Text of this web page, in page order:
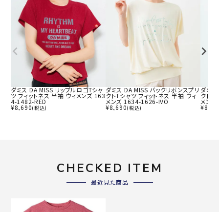
ダミス DA MISS リップルロゴTシャ
ツ フィットネス 半袖 ウィメンズ 163
4-1482-RED
¥8,690(税込)
ダミス DA MISS バックリボンスプリ
クトTシャツ フィットネス 半袖 ウィ
メンズ 1634-1626-IVO
¥8,690(税込)
ダミ
クトT
メン
¥
CHECKED ITEM
最近見た商品